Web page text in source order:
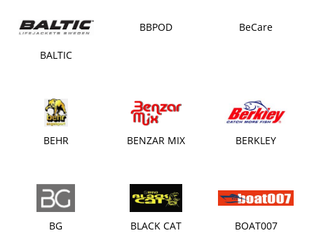
BALTIC
BBPOD BeCare
BEHR BENZAR MIX BERKLEY
BG BLACK CAT BOAT007